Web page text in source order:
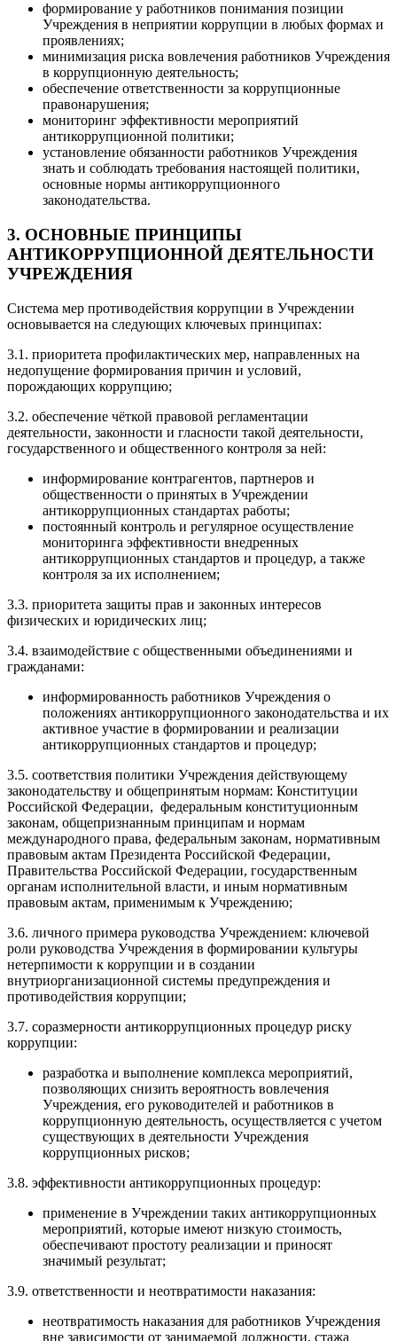
формирование у работников понимания позиции
Учреждения в неприятии коррупции в любых формах и
проявлениях;
минимизация риска вовлечения работников Учреждения
в коррупционную деятельность;
обеспечение ответственности за коррупционные
правонарушения;
мониторинг эффективности мероприятий
антикоррупционной политики;
установление обязанности работников Учреждения
знать и соблюдать требования настоящей политики,
основные нормы антикоррупционного
законодательства.
3. ОСНОВНЫЕ ПРИНЦИПЫ
АНТИКОРРУПЦИОННОЙ ДЕЯТЕЛЬНОСТИ
УЧРЕЖДЕНИЯ
Система мер противодействия коррупции в Учреждении
основывается на следующих ключевых принципах:
3.1. приоритета профилактических мер, направленных на
недопущение формирования причин и условий,
порождающих коррупцию;
3.2. обеспечение чёткой правовой регламентации
деятельности, законности и гласности такой деятельности,
государственного и общественного контроля за ней:
информирование контрагентов, партнеров и
общественности о принятых в Учреждении
антикоррупционных стандартах работы;
постоянный контроль и регулярное осуществление
мониторинга эффективности внедренных
антикоррупционных стандартов и процедур, а также
контроля за их исполнением;
3.3. приоритета защиты прав и законных интересов
физических и юридических лиц;
3.4. взаимодействие с общественными объединениями и
гражданами:
информированность работников Учреждения о
положениях антикоррупционного законодательства и их
активное участие в формировании и реализации
антикоррупционных стандартов и процедур;
3.5. соответствия политики Учреждения действующему
законодательству и общепринятым нормам: Конституции
Российской Федерации, федеральным конституционным
законам, общепризнанным принципам и нормам
международного права, федеральным законам, нормативным
правовым актам Президента Российской Федерации,
Правительства Российской Федерации, государственным
органам исполнительной власти, и иным нормативным
правовым актам, применимым к Учреждению;
3.6. личного примера руководства Учреждением: ключевой
роли руководства Учреждения в формировании культуры
нетерпимости к коррупции и в создании
внутриорганизационной системы предупреждения и
противодействия коррупции;
3.7. соразмерности антикоррупционных процедур риску
коррупции:
разработка и выполнение комплекса мероприятий,
позволяющих снизить вероятность вовлечения
Учреждения, его руководителей и работников в
коррупционную деятельность, осуществляется с учетом
существующих в деятельности Учреждения
коррупционных рисков;
3.8. эффективности антикоррупционных процедур:
применение в Учреждении таких антикоррупционных
мероприятий, которые имеют низкую стоимость,
обеспечивают простоту реализации и приносят
значимый результат;
3.9. ответственности и неотвратимости наказания:
неотвратимость наказания для работников Учреждения
вне зависимости от занимаемой должности, стажа